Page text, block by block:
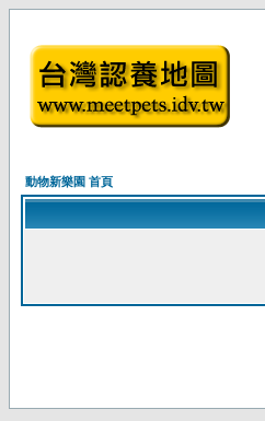
動物新樂園 首頁